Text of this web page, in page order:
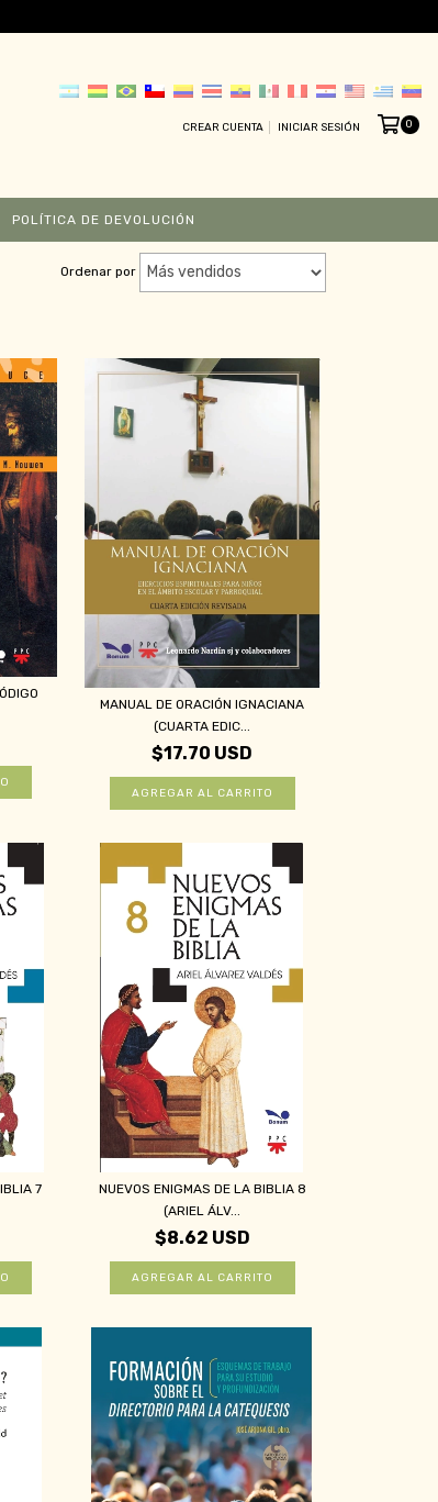
CREAR CUENTA INICIAR SESIÓN 0
POLÍTICA DE DEVOLUCIÓN
Ordenar por
MANUAL DE ORACIÓN IGNACIANA
(CUARTA EDIC...
$17.70 USD
7
NUEVOS ENIGMAS DE LA BIBLIA 8
(ARIEL ÁLV...
$8.62 USD